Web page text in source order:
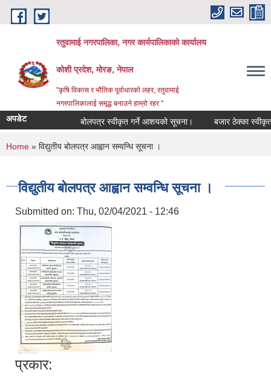
Skip to main content
रतुवामाई नगरपालिका, नगर कार्यपालिकाको कार्यालय
कोशी प्रदेश, मोरङ, नेपाल
"कृषि विकास र भौतिक पूर्वाधारको लहर, रतुवामाई
नगरपालिकालाई समृद्ध बनाउने हाम्रो रहर "
अपडेट बोलपत्र स्वीकृत गर्ने आशयको सूचना। बजार ठेक्का स्वीकृत
You are here
Home » विद्युतीय बोलपत्र आह्वान सम्वन्धि सूचना ।
विद्युतीय बोलपत्र आह्वान सम्वन्धि सूचना ।
Submitted on: Thu, 02/04/2021 - 12:46
प्रकार: